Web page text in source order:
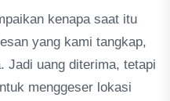
kenapa saat itu
yang kami tangkap,
Jadi uang diterima, tetapi
menggeser lokasi